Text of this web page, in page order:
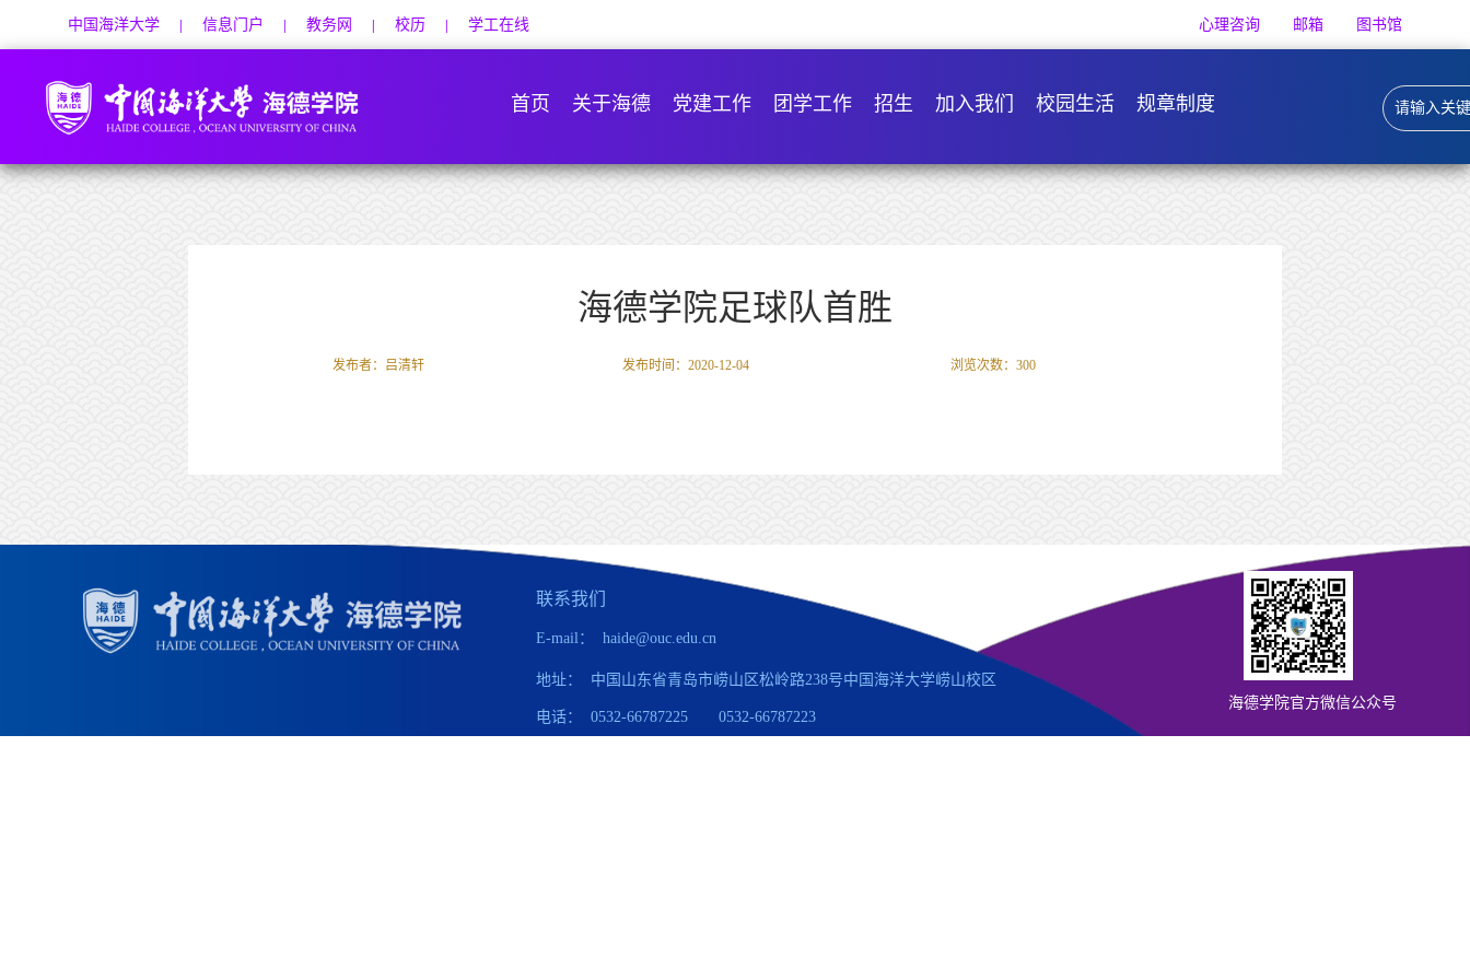
中国海洋大学 | 信息门户 | 教务网 | 校历 | 学工在线 心理咨询 邮箱 图书馆
首页 关于海德 党建工作 团学工作 招生 加入我们 校园生活 规章制度
海德学院足球队首胜
发布者：吕清轩 发布时间：2020-12-04 浏览次数： 300
联系我们
E-mail： haide@ouc.edu.cn
地址： 中国山东省青岛市崂山区松岭路238号中国海洋大学崂山校区
电话： 0532-66787225 0532-66787223
海德学院官方微信公众号